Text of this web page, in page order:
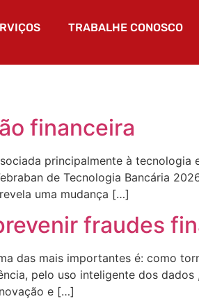
TRABALHE CONOSCO
financeira
principalmente à tecnologia
de Tecnologia Bancária
uma mudança […]
fraudes
das mais importantes é: como
pelo uso inteligente dos
e […]